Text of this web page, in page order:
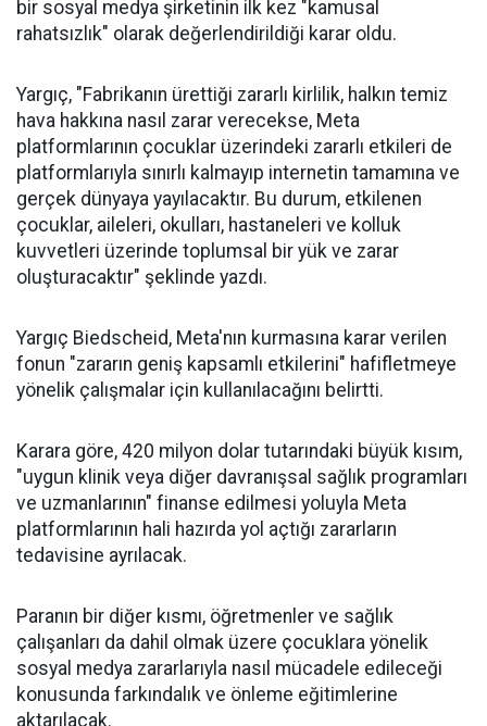
bir sosyal medya şirketinin ilk kez "kamusal
rahatsızlık" olarak değerlendirildiği karar oldu.
Yargıç, "Fabrikanın ürettiği zararlı kirlilik, halkın temiz
hava hakkına nasıl zarar verecekse, Meta
platformlarının çocuklar üzerindeki zararlı etkileri de
platformlarıyla sınırlı kalmayıp internetin tamamına ve
gerçek dünyaya yayılacaktır. Bu durum, etkilenen
çocuklar, aileleri, okulları, hastaneleri ve kolluk
kuvvetleri üzerinde toplumsal bir yük ve zarar
oluşturacaktır" şeklinde yazdı.
Yargıç Biedscheid, Meta'nın kurmasına karar verilen
fonun "zararın geniş kapsamlı etkilerini" hafifletmeye
yönelik çalışmalar için kullanılacağını belirtti.
Karara göre, 420 milyon dolar tutarındaki büyük kısım,
"uygun klinik veya diğer davranışsal sağlık programları
ve uzmanlarının" finanse edilmesi yoluyla Meta
platformlarının hali hazırda yol açtığı zararların
tedavisine ayrılacak.
Paranın bir diğer kısmı, öğretmenler ve sağlık
çalışanları da dahil olmak üzere çocuklara yönelik
sosyal medya zararlarıyla nasıl mücadele edileceği
konusunda farkındalık ve önleme eğitimlerine
aktarılacak.